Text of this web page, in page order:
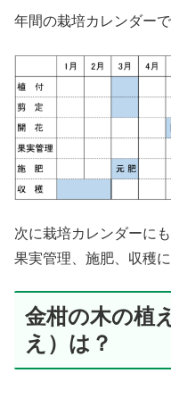
年間の栽培カレンダーで
次に栽培カレンダーに
果実管理、施肥、収穫
金柑の木の植
え）は？